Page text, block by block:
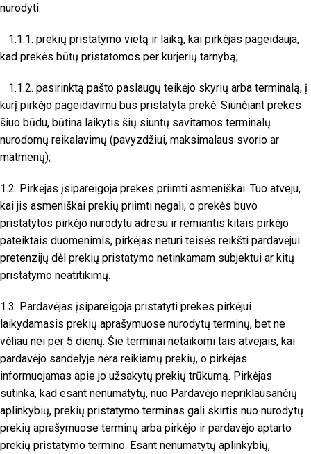
nurodyti:
1.1.1. prekių pristatymo vietą ir laiką, kai pirkėjas pageidauja,
kad prekės būtų pristatomos per kurjerių tarnybą;
1.1.2. pasirinktą pašto paslaugų teikėjo skyrių arba terminalą, į
kurį pirkėjo pageidavimu bus pristatyta prekė. Siunčiant prekes
šiuo būdu, būtina laikytis šių siuntų savitarnos terminalų
nurodomų reikalavimų (pavyzdžiui, maksimalaus svorio ar
matmenų);
1.2. Pirkėjas įsipareigoja prekes priimti asmeniškai. Tuo atveju,
kai jis asmeniškai prekių priimti negali, o prekės buvo
pristatytos pirkėjo nurodytu adresu ir remiantis kitais pirkėjo
pateiktais duomenimis, pirkėjas neturi teisės reikšti pardavėjui
pretenzijų dėl prekių pristatymo netinkamam subjektui ar kitų
pristatymo neatitikimų.
1.3. Pardavėjas įsipareigoja pristatyti prekes pirkėjui
laikydamasis prekių aprašymuose nurodytų terminų, bet ne
vėliau nei per 5 dienų. Šie terminai netaikomi tais atvejais, kai
pardavėjo sandėlyje nėra reikiamų prekių, o pirkėjas
informuojamas apie jo užsakytų prekių trūkumą. Pirkėjas
sutinka, kad esant nenumatytų, nuo Pardavėjo nepriklausančių
aplinkybių, prekių pristatymo terminas gali skirtis nuo nurodytų
prekių aprašymuose terminų arba pirkėjo ir pardavėjo aptarto
prekių pristatymo termino. Esant nenumatytų aplinkybių,